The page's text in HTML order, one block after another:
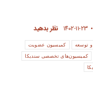
۱۴۰۲-۱۱-۲۳ نظر بدهید
توسعه کمیسیون عضویت
کمیسیون‌های تخصصی سندیکا